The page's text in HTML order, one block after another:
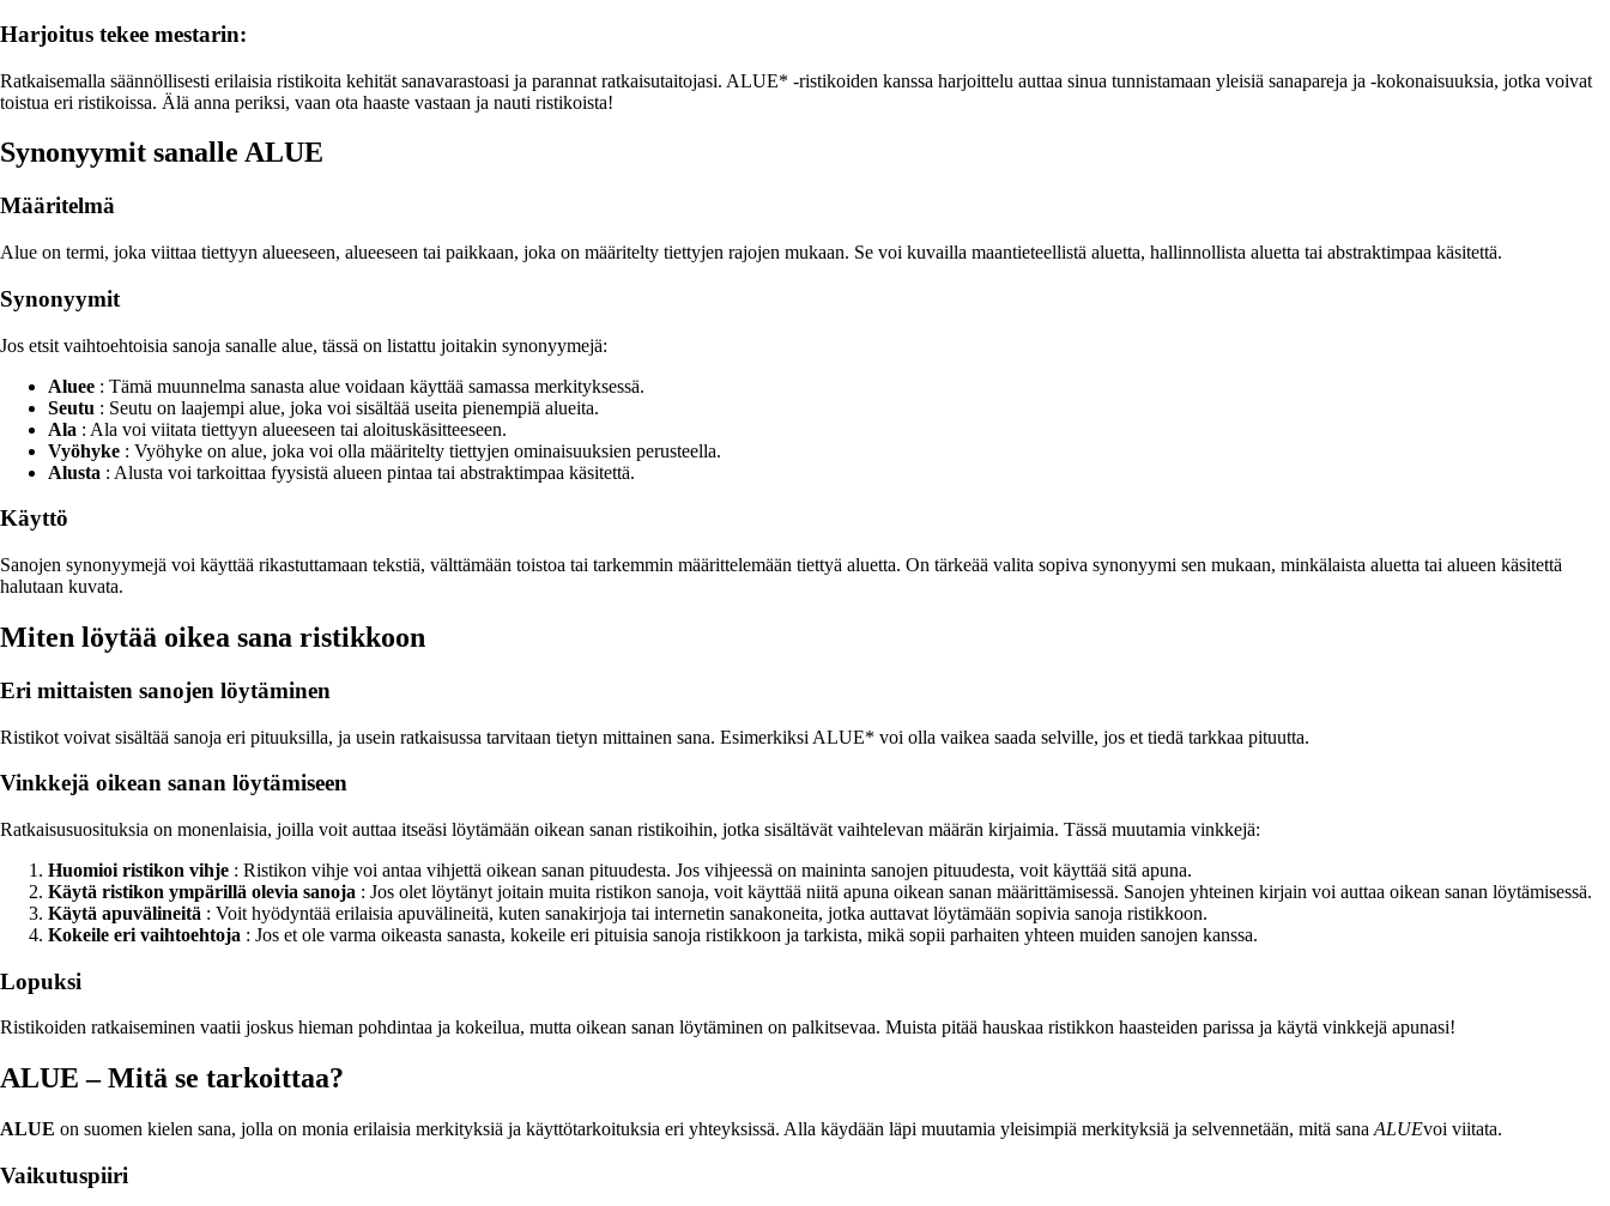
Harjoitus tekee mestarin:
Ratkaisemalla säännöllisesti erilaisia ristikoita kehität sanavarastoasi ja parannat ratkaisutaitojasi. ALUE* -ristikoiden kanssa harjoittelu auttaa sinua tunnistamaan yleisiä sanapareja ja -kokonaisuuksia, jotka voivat
toistua eri ristikoissa. Älä anna periksi, vaan ota haaste vastaan ja nauti ristikoista!
Synonyymit sanalle ALUE
Määritelmä
Alue on termi, joka viittaa tiettyyn alueeseen, alueeseen tai paikkaan, joka on määritelty tiettyjen rajojen mukaan. Se voi kuvailla maantieteellistä aluetta, hallinnollista aluetta tai abstraktimpaa käsitettä.
Synonyymit
Jos etsit vaihtoehtoisia sanoja sanalle alue, tässä on listattu joitakin synonyymejä:
Aluee : Tämä muunnelma sanasta alue voidaan käyttää samassa merkityksessä.
Seutu : Seutu on laajempi alue, joka voi sisältää useita pienempiä alueita.
Ala : Ala voi viitata tiettyyn alueeseen tai aloituskäsitteeseen.
Vyöhyke : Vyöhyke on alue, joka voi olla määritelty tiettyjen ominaisuuksien perusteella.
Alusta : Alusta voi tarkoittaa fyysistä alueen pintaa tai abstraktimpaa käsitettä.
Käyttö
Sanojen synonyymejä voi käyttää rikastuttamaan tekstiä, välttämään toistoa tai tarkemmin määrittelemään tiettyä aluetta. On tärkeää valita sopiva synonyymi sen mukaan, minkälaista aluetta tai alueen käsitettä
halutaan kuvata.
Miten löytää oikea sana ristikkoon
Eri mittaisten sanojen löytäminen
Ristikot voivat sisältää sanoja eri pituuksilla, ja usein ratkaisussa tarvitaan tietyn mittainen sana. Esimerkiksi ALUE* voi olla vaikea saada selville, jos et tiedä tarkkaa pituutta.
Vinkkejä oikean sanan löytämiseen
Ratkaisusuosituksia on monenlaisia, joilla voit auttaa itseäsi löytämään oikean sanan ristikoihin, jotka sisältävät vaihtelevan määrän kirjaimia. Tässä muutamia vinkkejä:
Huomioi ristikon vihje : Ristikon vihje voi antaa vihjettä oikean sanan pituudesta. Jos vihjeessä on maininta sanojen pituudesta, voit käyttää sitä apuna.
Käytä ristikon ympärillä olevia sanoja : Jos olet löytänyt joitain muita ristikon sanoja, voit käyttää niitä apuna oikean sanan määrittämisessä. Sanojen yhteinen kirjain voi auttaa oikean sanan löytämisessä.
Käytä apuvälineitä : Voit hyödyntää erilaisia apuvälineitä, kuten sanakirjoja tai internetin sanakoneita, jotka auttavat löytämään sopivia sanoja ristikkoon.
Kokeile eri vaihtoehtoja : Jos et ole varma oikeasta sanasta, kokeile eri pituisia sanoja ristikkoon ja tarkista, mikä sopii parhaiten yhteen muiden sanojen kanssa.
Lopuksi
Ristikoiden ratkaiseminen vaatii joskus hieman pohdintaa ja kokeilua, mutta oikean sanan löytäminen on palkitsevaa. Muista pitää hauskaa ristikkon haasteiden parissa ja käytä vinkkejä apunasi!
ALUE – Mitä se tarkoittaa?
ALUE on suomen kielen sana, jolla on monia erilaisia merkityksiä ja käyttötarkoituksia eri yhteyksissä. Alla käydään läpi muutamia yleisimpiä merkityksiä ja selvennetään, mitä sana ALUEvoi viitata.
Vaikutuspiiri